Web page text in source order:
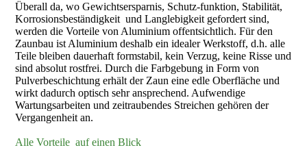
Überall da, wo Gewichtsersparnis, Schutz-funktion, Stabilität,
Korrosionsbeständigkeit und Langlebigkeit gefordert sind,
werden die Vorteile von Aluminium offentsichtlich. Für den
Zaunbau ist Aluminium deshalb ein idealer Werkstoff, d.h. alle
Teile bleiben dauerhaft formstabil, kein Verzug, keine Risse und
sind absolut rostfrei. Durch die Farbgebung in Form von
Pulverbeschichtung erhält der Zaun eine edle Oberfläche und
wirkt dadurch optisch sehr ansprechend. Aufwendige
Wartungsarbeiten und zeitraubendes Streichen gehören der
Vergangenheit an.
Alle Vorteile auf einen Blick